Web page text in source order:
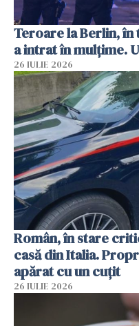
Teroare la Berlin,
a intrat în mulțime.
26 IULIE 2026
Român, în stare
casă din Italia.
apărat cu un cuțit
26 IULIE 2026